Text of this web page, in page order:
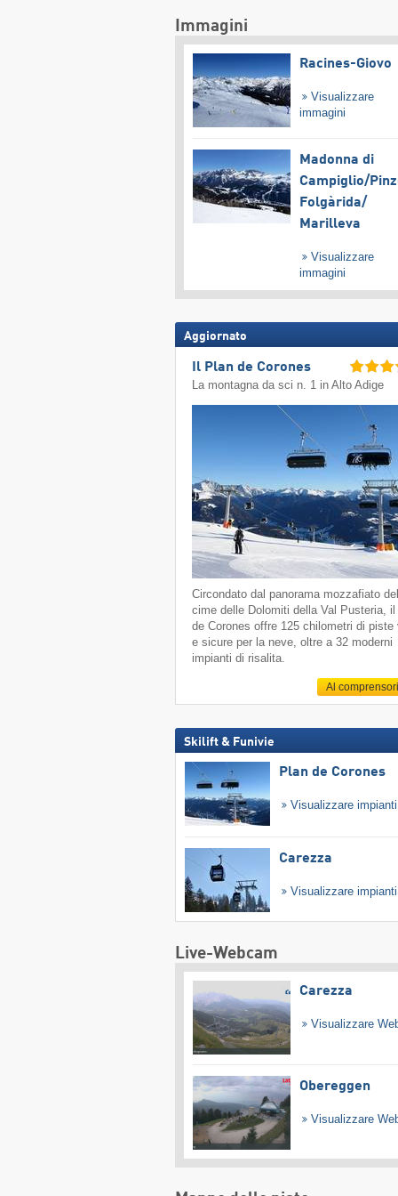
Immagini
Racines-Giovo
Visualizzare
immagini
Madonna di
Campiglio/​
Folgàrida/​
Marilleva
Visualizzare
immagini
Aggiornato
Il Plan de Corones
La montagna da sci n. 1 in Alto Adige
Circondato dal panorama mozzafiato
cime delle Dolomiti della Val Pusteria, il
de Corones offre 125 chilometri di piste
e sicure per la neve, oltre a 32 moderni
impianti di risalita.
Al
Skilift & Funivie
Plan de Corones
Visualizzare
Carezza
Visualizzare
Live-Webcam
Carezza
Visualizzare
Obereggen
Visualizzare